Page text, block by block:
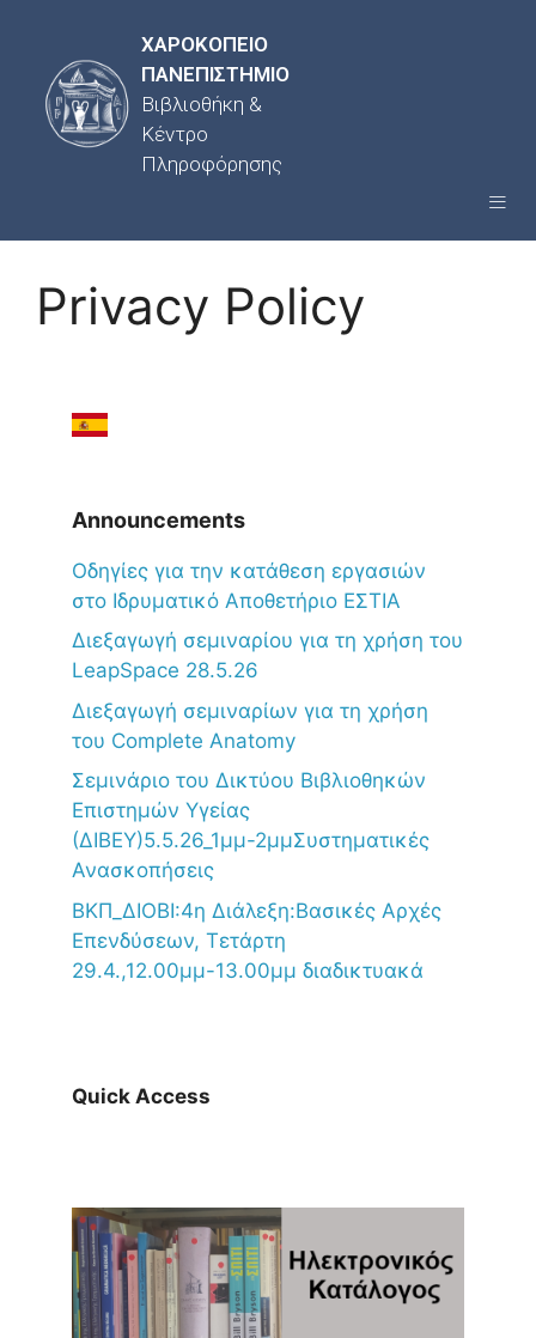
ΧΑΡΟΚΟΠΕΙΟ
ΠΑΝΕΠΙΣΤΗΜΙΟ
Βιβλιοθήκη &
Κέντρο
Πληροφόρησης
Privacy Policy
Announcements
Oδηγίες για την κατάθεση εργασιών
στο Ιδρυματικό Αποθετήριο ΕΣΤΙΑ
Διεξαγωγή σεμιναρίου για τη χρήση του
LeapSpace 28.5.26
Διεξαγωγή σεμιναρίων για τη χρήση
του Complete Anatomy
Σεμινάριο του Δικτύου Βιβλιοθηκών
Επιστημών Υγείας
(ΔΙΒΕΥ)5.5.26_1μμ-2μμΣυστηματικές
Ανασκοπήσεις
ΒΚΠ_ΔΙΟΒΙ:4η Διάλεξη:Βασικές Αρχές
Επενδύσεων, Τετάρτη
29.4.,12.00μμ-13.00μμ διαδικτυακά
Quick Access